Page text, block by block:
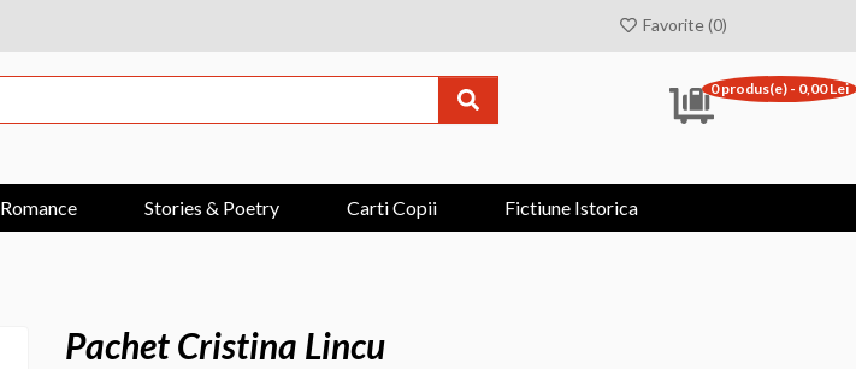
Favorite (0)
0 produs(e) - 0,00 Lei
Romance Stories & Poetry Carti Copii Fictiune Istorica
Pachet Cristina Lincu